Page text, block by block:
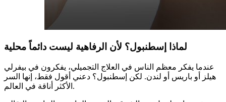
لماذا إسطنبول؟ لأن الرفاهية ليست دائماً محلية
عندما يفكر معظم الناس في العلاج التجميلي، يفكرون في بيفرلي
هيلز أو باريس أو لندن. لكن إسطنبول؟ دعني أقول فقط، إنها السر
الأكثر أناقة في العالم.